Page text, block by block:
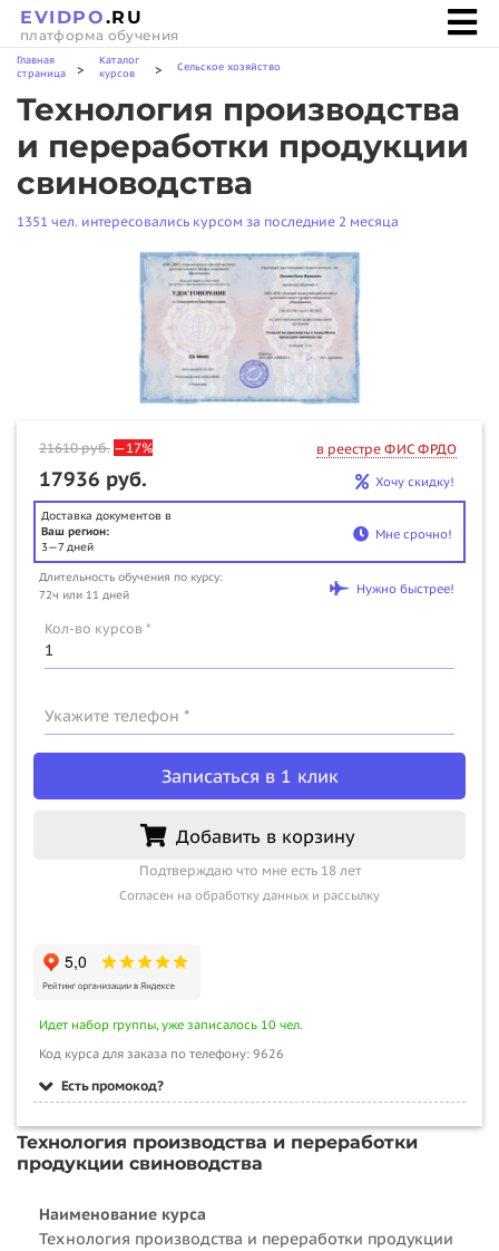
EVIDPO.RU
платформа обучения
Главная
страница
>
Каталог
курсов
> Сельское хозяйство
Технология производства
и переработки продукции
свиноводства
1351 чел. интересовались курсом за последние 2 месяца
21610руб. —17% в реестре ФИС ФРДО
17936 руб. Хочу скидку!
Доставка документов в
Ваш регион:
3—7 дней
Мне срочно!
Длительность обучения по курсу:
72ч или 11 дней
Нужно быстрее!
Кол-во курсов *
Укажите телефон *
Записаться в 1 клик
Добавить в корзину
Подтверждаю что мне есть 18 лет
Согласен на обработку данных и рассылку
Идет набор группы, уже записалось 10 чел.
Код курса для заказа по телефону: 9626
Есть промокод?
Технология производства и переработки
продукции свиноводства
Наименование курса
Технология производства и переработки продукции